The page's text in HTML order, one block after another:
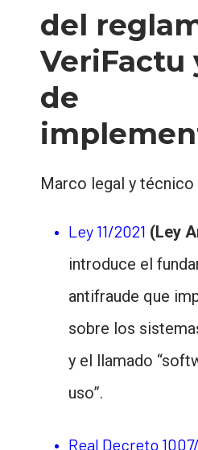
del
VeriFactu
de
Marco legal y
Ley 11/2021 (Ley
introduce el
antifraude que
sobre los
y el llamado
uso”.
Real Decreto